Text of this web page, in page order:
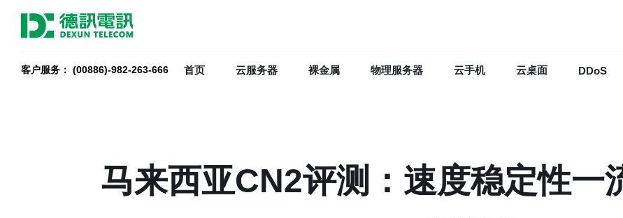
客户服务： (00886)-982-263-666 首页 云服务器 裸金属 物理服务器 云手机 云桌面 DDoS
马来西亚CN2评测：速度稳定性一